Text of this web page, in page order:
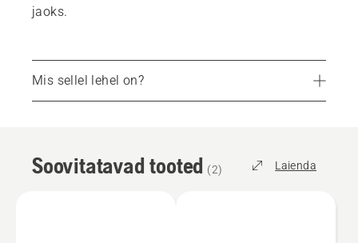
jaoks.
Mis sellel lehel on?
Soovitatavad tooted
Varuosad ja lisatarvikud
Soovitatavad tooted (2) Laienda